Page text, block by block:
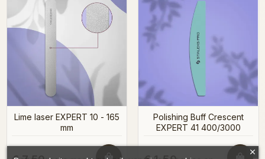
Lime laser EXPERT 10 - 165
mm
Polishing Buff Crescent
EXPERT 41 400/3000